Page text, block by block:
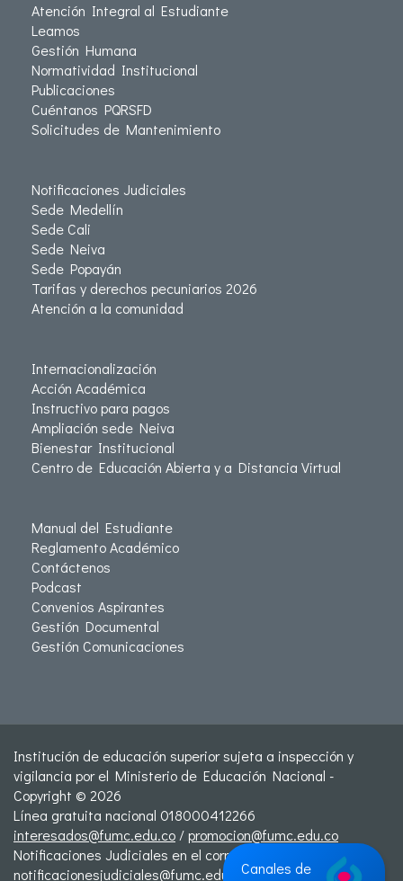
Atención Integral al Estudiante
Leamos
Gestión Humana
Normatividad Institucional
Publicaciones
Cuéntanos PQRSFD
Solicitudes de Mantenimiento
Notificaciones Judiciales
Sede Medellín
Sede Cali
Sede Neiva
Sede Popayán
Tarifas y derechos pecuniarios 2026
Atención a la comunidad
Internacionalización
Acción Académica
Instructivo para pagos
Ampliación sede Neiva
Bienestar Institucional
Centro de Educación Abierta y a Distancia Virtual
Manual del Estudiante
Reglamento Académico
Contáctenos
Podcast
Convenios Aspirantes
Gestión Documental
Gestión Comunicaciones
Institución de educación superior sujeta a inspección y
vigilancia por el Ministerio de Educación Nacional -
Copyright © 2026
Línea gratuita nacional 018000412266
interesados@fumc.edu.co /promocion@fumc.edu.co
Notificaciones Judiciales en el correo:
notificacionesjudiciales@fumc.edu.coCanales de